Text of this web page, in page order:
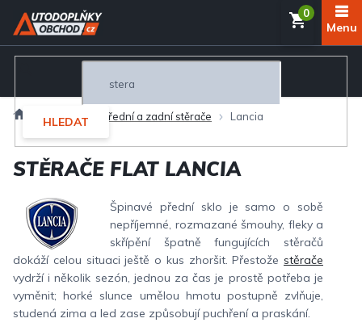
Přejít
obsah
HLEDAT
Exteriér Přední a zadní stěrače Lancia
STĚRAČE FLAT LANCIA
Špinavé přední sklo je samo o sobě
nepříjemné, rozmazané šmouhy, fleky a
skřípění špatně fungujících stěračů
dokáží celou situaci ještě o kus zhoršit. Přestože stěrače
vydrží i několik sezón, jednou za čas je prostě potřeba je
vyměnit; horké slunce umělou hmotu postupně zvlňuje,
studená zima a led zase způsobují puchření a praskání.